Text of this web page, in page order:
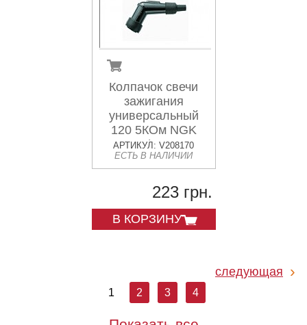
Колпачок свечи
зажигания
универсальный
120 5КОм NGK
8082 / YB05F
АРТИКУЛ: V208170
ЕСТЬ В НАЛИЧИИ
223 грн.
В КОРЗИНУ
следующая
1 2 3 4